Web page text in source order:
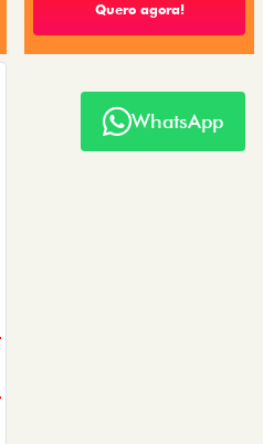
Quero agora!
WhatsApp